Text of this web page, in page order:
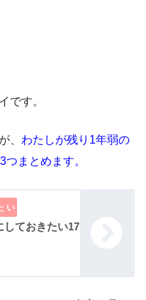
です。
、 わたしが残り1年弱の
まとめます。
しておきたい17